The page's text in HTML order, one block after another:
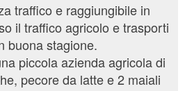
traffico e raggiungibile in
il traffico agricolo e trasporti
buona stagione.
piccola azienda agricola di
pecore da latte e 2 maiali